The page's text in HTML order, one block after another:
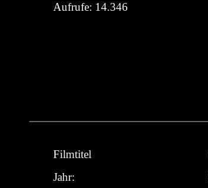
Aufrufe: 14.346
Filmtitel
Jahr: